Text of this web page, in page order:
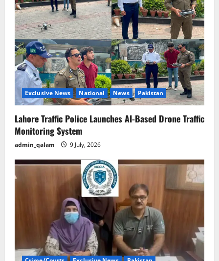
Exclusive News National News Pakistan
Lahore Traffic Police Launches AI-Based Drone Traffic
Monitoring System
admin_qalam 9 July, 2026